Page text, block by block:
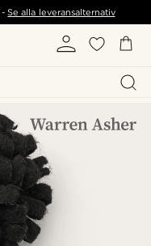
-Se alla leveransalternativ